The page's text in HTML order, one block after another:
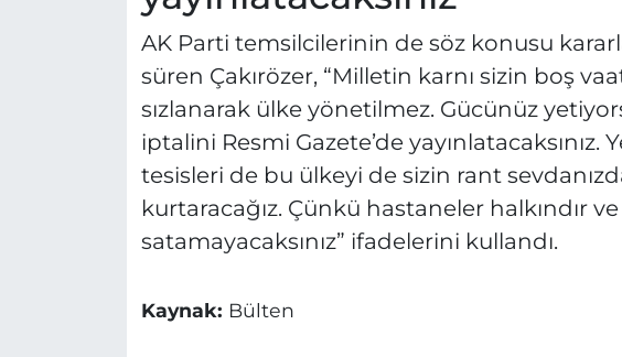
AK Parti temsilcilerinin de söz konusu
süren Çakırözer, “Milletin karnı sizin boş
sızlanarak ülke yönetilmez. Gücünüz
iptalini Resmi Gazete’de yayınlatacaksınız.
tesisleri de bu ülkeyi de sizin rant
kurtaracağız. Çünkü hastaneler halkındır ve
satamayacaksınız” ifadelerini kullandı.
Kaynak: Bülten